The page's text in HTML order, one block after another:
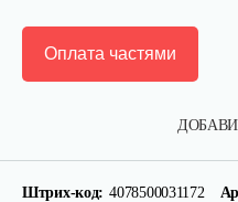
Оплата частями
Штрих-код: 4078500031172